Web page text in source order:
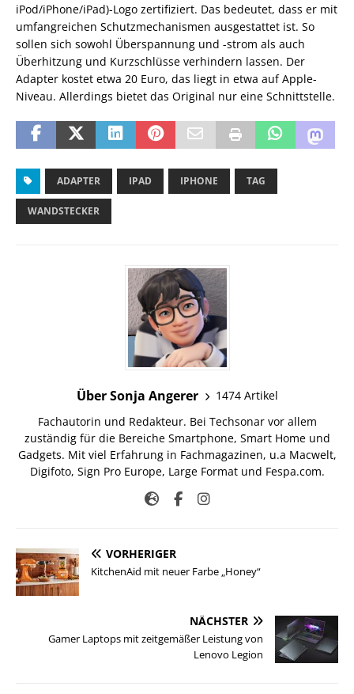
iPod/iPhone/iPad)-Logo zertifiziert. Das bedeutet, dass er mit
umfangreichen Schutzmechanismen ausgestattet ist. So
sollen sich sowohl Überspannung und -strom als auch
Überhitzung und Kurzschlüsse verhindern lassen. Der
Adapter kostet etwa 20 Euro, das liegt in etwa auf Apple-
Niveau. Allerdings bietet das Original nur eine Schnittstelle.
ADAPTER IPAD IPHONE TAG
WANDSTECKER
Über Sonja Angerer
1474 Artikel
Fachautorin und Redakteur. Bei Techsonar vor allem
zuständig für die Bereiche Smartphone, Smart Home und
Gadgets. Mit viel Erfahrung in Fachmagazinen, u.a Macwelt,
Digifoto, Sign Pro Europe, Large Format und Fespa.com.
VORHERIGER
KitchenAid mit neuer Farbe „Honey“
NÄCHSTER
Gamer Laptops mit zeitgemäßer Leistung von
Lenovo Legion